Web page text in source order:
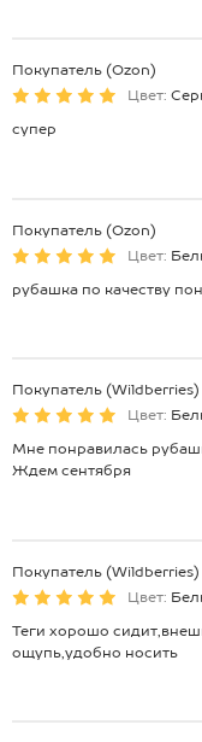
Покупатель (Ozon)
Цвет:
супер
Покупатель (Ozon)
Цвет:
рубашка по качеству
Покупатель (Wildberries)
Цвет:
Мне понравилась
Ждем сентября
Покупатель (Wildberries)
Цвет:
Теги хорошо
ощупь,удобно носить